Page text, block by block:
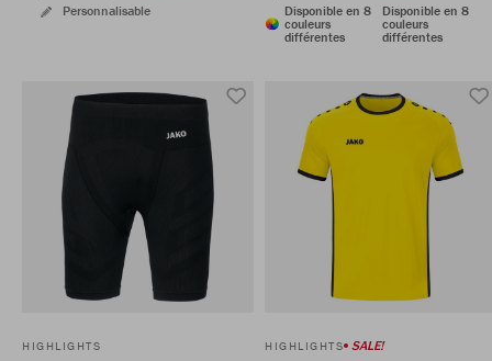
Personnalisable
Disponible en 8
couleurs
différentes
Disponible en 8
couleurs
différentes
HIGHLIGHTS HIGHLIGHTS SALE!